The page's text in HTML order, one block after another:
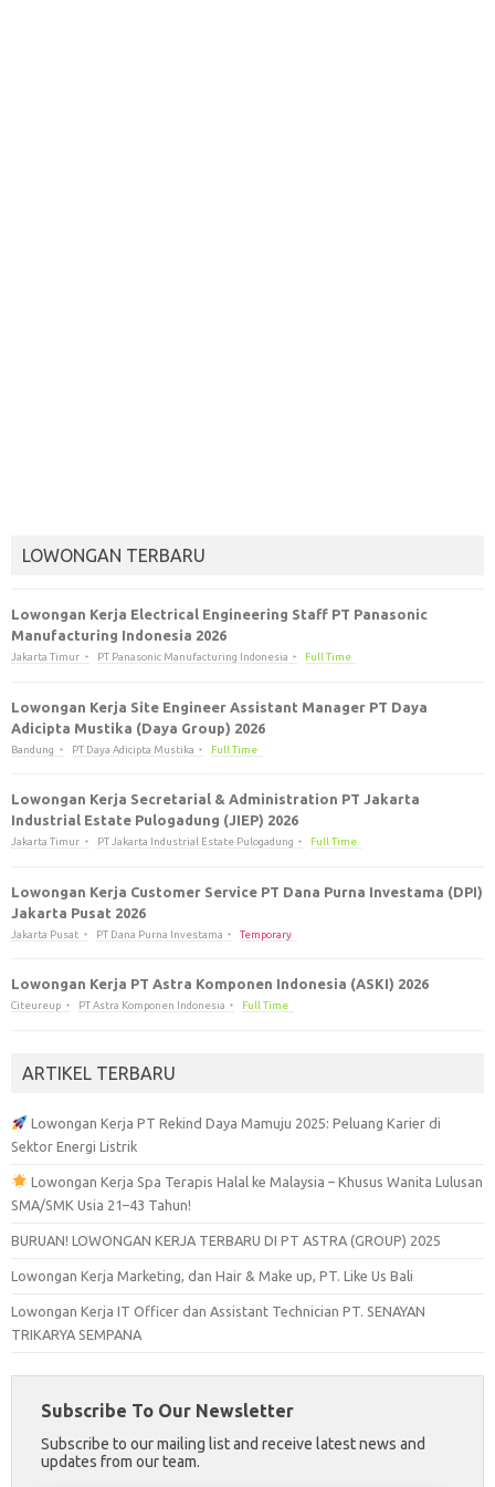
LOWONGAN TERBARU
Lowongan Kerja Electrical Engineering Staff PT Panasonic
Manufacturing Indonesia 2026
Jakarta Timur PT Panasonic Manufacturing Indonesia Full Time
Lowongan Kerja Site Engineer Assistant Manager PT Daya
Adicipta Mustika (Daya Group) 2026
Bandung PT Daya Adicipta Mustika Full Time
Lowongan Kerja Secretarial & Administration PT Jakarta
Industrial Estate Pulogadung (JIEP) 2026
Jakarta Timur PT Jakarta Industrial Estate Pulogadung Full Time
Lowongan Kerja Customer Service PT Dana Purna Investama (DPI)
Jakarta Pusat 2026
Jakarta Pusat PT Dana Purna Investama Temporary
Lowongan Kerja PT Astra Komponen Indonesia (ASKI) 2026
Citeureup PT Astra Komponen Indonesia Full Time
ARTIKEL TERBARU
Lowongan Kerja PT Rekind Daya Mamuju 2025: Peluang Karier di
Sektor Energi Listrik
Lowongan Kerja Spa Terapis Halal ke Malaysia – Khusus Wanita Lulusan
SMA/SMK Usia 21–43 Tahun!
BURUAN! LOWONGAN KERJA TERBARU DI PT ASTRA (GROUP) 2025
Lowongan Kerja Marketing, dan Hair & Make up, PT. Like Us Bali
Lowongan Kerja IT Officer dan Assistant Technician PT. SENAYAN
TRIKARYA SEMPANA
Subscribe To Our Newsletter
Subscribe to our mailing list and receive latest news and
updates from our team.